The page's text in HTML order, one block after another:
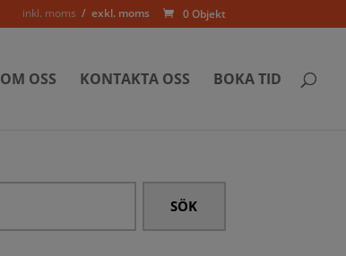
0 Objekt
inkl. moms exkl. moms
OM OSS KONTAKTA OSS BOKA TID